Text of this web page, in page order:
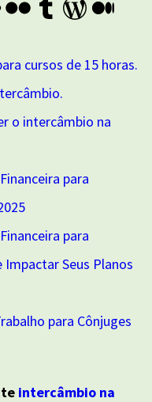
cursos de 15 horas.
o intercâmbio na
para
para
Seus Planos
para Cônjuges
intercâmbio na